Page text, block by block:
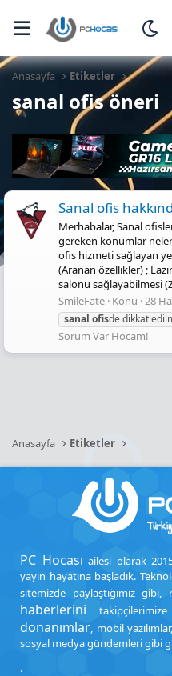
Anasayfa Etiketler
sanal ofis öneri
Sanal ofis
Merhabalar, Sanal
gereken konumlar
ofis hizmeti sağlayan
(Aranan özellikler) ;
salonu sağlayabilmesi
SmileFate Konu 28
sanal ofisde dikkat
Sorum Var Hocam!
Anasayfa Etiketler
PC Hocası ailesi olarak
yayın hayatına başladık.
sitemizde paylaştığımız
haberlerini
donanımlar, mobil yazılımlar,
sosyal medya gündemleri gibi
.